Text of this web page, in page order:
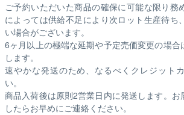
ご予約いただいた商品の確保に可能な限り務
によっては供給不足により次ロット生産待ち
い場合がございます。
6ヶ月以上の極端な延期や予定売価変更の場合
します。
速やかな発送のため、なるべくクレジット
い。
商品入荷後は原則2営業日内に発送します。お
したらお早めにご連絡ください。